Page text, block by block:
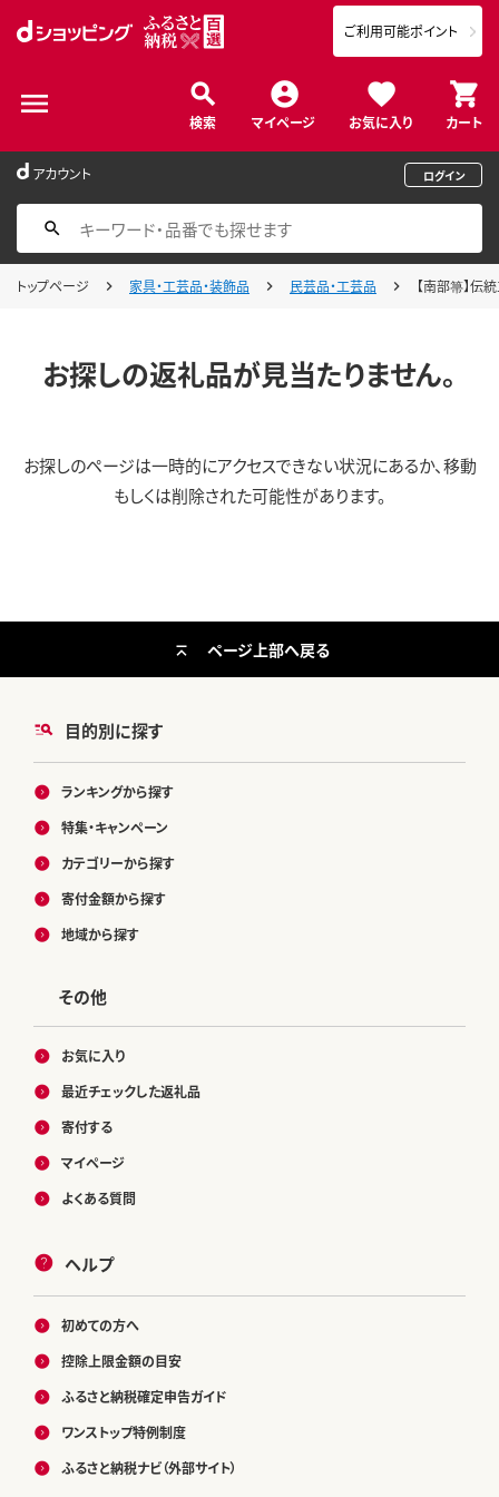
検索 マイページ お気に入り カート
ご利用可能ポイント
アカウント ログイン
トップページ 家具・工芸品・装飾品 民芸品・工芸品 【南部箒】
お探しの返礼品が見当たりません。
お探しのページは一時的にアクセスできない状況にあるか、移動
もしくは削除された可能性があります。
目的別に探す
ランキングから探す
特集・キャンペーン
カテゴリーから探す
寄付金額から探す
地域から探す
その他
お気に入り
最近チェックした返礼品
寄付する
マイページ
よくある質問
ヘルプ
初めての方へ
控除上限金額の目安
ふるさと納税確定申告ガイド
ワンストップ特例制度
ふるさと納税ナビ（外部サイト）
ページ上部へ戻る